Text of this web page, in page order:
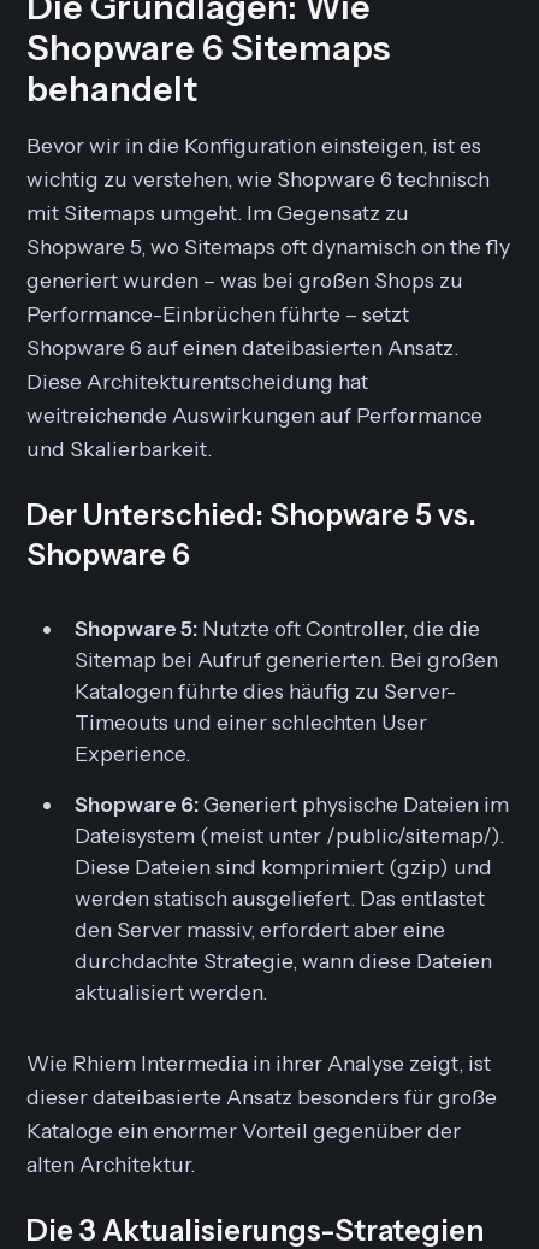
Shopware 6 Sitemaps
behandelt
Bevor wir in die Konfiguration einsteigen, ist es
wichtig zu verstehen, wie Shopware 6 technisch
mit Sitemaps umgeht. Im Gegensatz zu
Shopware 5, wo Sitemaps oft dynamischon the fly
generiert wurden – was bei großen Shops zu
Performance-Einbrüchen führte – setzt
Shopware 6 auf einen dateibasierten Ansatz.
Diese Architekturentscheidung hat
weitreichende Auswirkungen auf Performance
und Skalierbarkeit.
Der Unterschied: Shopware 5 vs.
Shopware 6
Shopware 5: Nutzte oft Controller, die die
Sitemap bei Aufruf generierten. Bei großen
Katalogen führte dies häufig zu Server-
Timeouts und einer schlechten User
Experience.
Shopware 6:Generiert physische Dateien im
Dateisystem (meist unter /public/sitemap/).
Diese Dateien sind komprimiert (gzip) und
werden statisch ausgeliefert. Das entlastet
den Server massiv, erfordert aber eine
durchdachte Strategie,wanndiese Dateien
aktualisiert werden.
Wie Rhiem Intermedia in ihrer Analyse zeigt, ist
dieser dateibasierte Ansatz besonders für große
Kataloge ein enormer Vorteil gegenüber der
alten Architektur.
Die 3 Aktualisierungs-Strategien